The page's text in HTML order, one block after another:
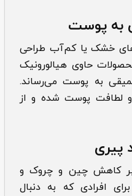
به پوست
خشک یا کم‌آب طراحی
حاوی هیالورونیک
به پوست می‌رساند.
لطافت پوست شده و از
پیری
بر کاهش چین و چروک و
افرادی که به دنبال